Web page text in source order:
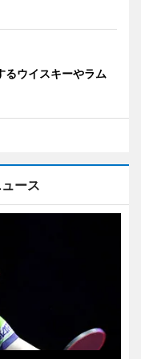
るウイスキーやラム
ース